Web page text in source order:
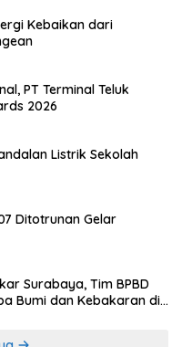
Kebaikan dari
PT Terminal Teluk
2026
Listrik Sekolah
Ditotrunan Gelar
Surabaya, Tim BPBD
Bumi dan Kebakaran di